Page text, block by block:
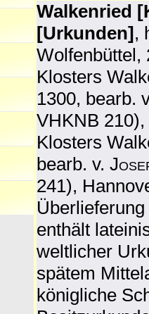
Walkenried
[Urkunden],
Wolfenbüttel,
Klosters
1300, bearb.
VHKNB
Klosters
bearb. v.
241),
enthält
weltlicher
spätem
königliche